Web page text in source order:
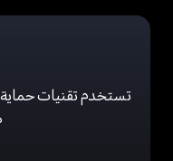
تستخدم تقنيات حماية